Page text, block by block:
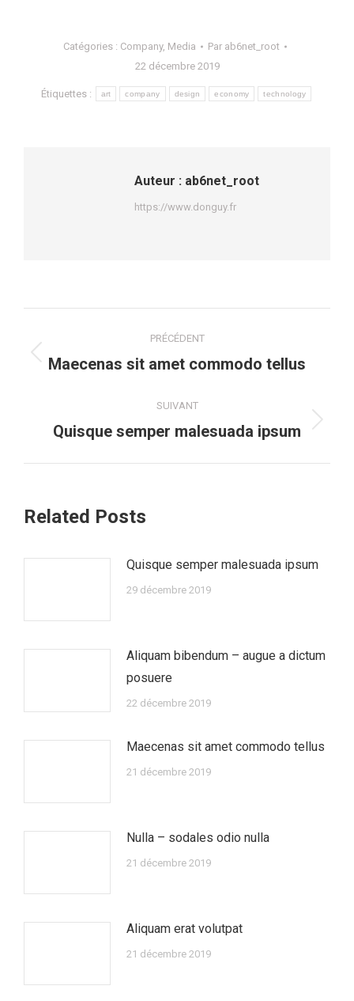
Catégories : Company, Media Par ab6net_root
22 décembre 2019
Étiquettes : art company design economy technology
Auteur : ab6net_root
https://www.donguy.fr
article
PRÉCÉDENT
Article
:
Maecenas sit amet commodo tellus
SUIVANT
Article
Quisque semper malesuada ipsum
Related Posts
Quisque semper malesuada ipsum
29 décembre 2019
Aliquam bibendum – augue a dictum
posuere
22 décembre 2019
Maecenas sit amet commodo tellus
21 décembre 2019
Nulla – sodales odio nulla
21 décembre 2019
Aliquam erat volutpat
21 décembre 2019